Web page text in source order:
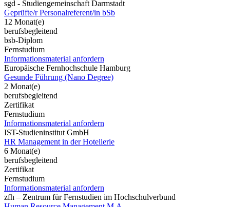
sgd - Studiengemeinschaft Darmstadt
Geprüfte/r Personalreferent/in bSb
12 Monat(e)
berufsbegleitend
bsb-Diplom
Fernstudium
Informationsmaterial anfordern
Europäische Fernhochschule Hamburg
Gesunde Führung (Nano Degree)
2 Monat(e)
berufsbegleitend
Zertifikat
Fernstudium
Informationsmaterial anfordern
IST-Studieninstitut GmbH
HR Management in der Hotellerie
6 Monat(e)
berufsbegleitend
Zertifikat
Fernstudium
Informationsmaterial anfordern
zfh – Zentrum für Fernstudien im Hochschulverbund